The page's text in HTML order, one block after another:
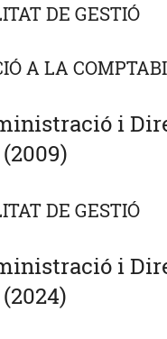
DE GESTIÓ
A LA
i
DE GESTIÓ
i